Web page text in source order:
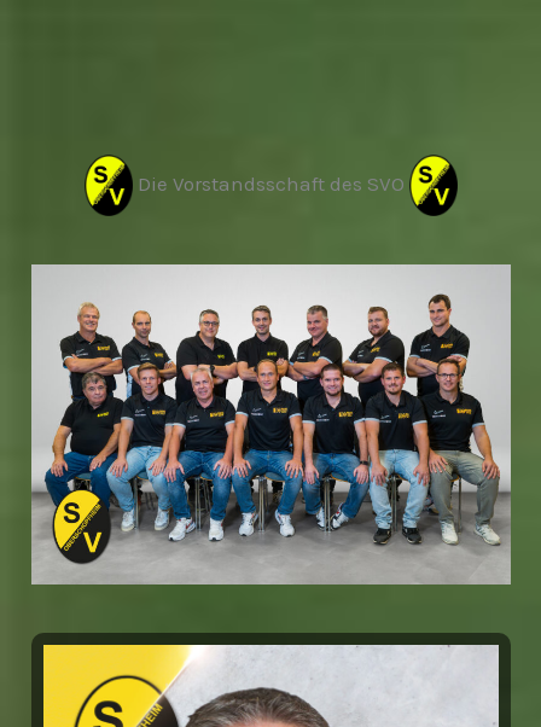
Die Vorstandsschaft des SVO